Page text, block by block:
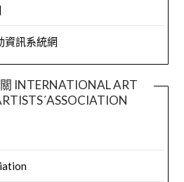
資訊系統網
INTERNATIONAL ART